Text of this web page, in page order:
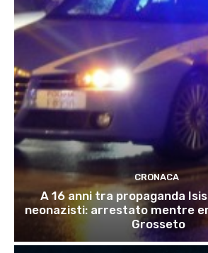
CRONACA
A 16 anni tra propaganda
neonazisti: arrestato mentre
Grosseto